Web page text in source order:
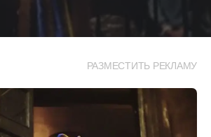
РАЗМЕСТИТЬ РЕКЛАМУ